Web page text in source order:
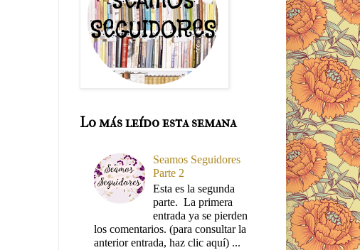
Lo más leído esta semana
Seamos Seguidores
Parte 2
Esta es la segunda
parte. La primera
entrada ya se pierden
los comentarios. (para consultar la
anterior entrada, haz clic aquí) ...